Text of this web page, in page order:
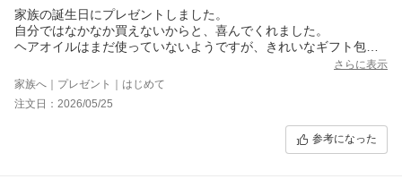
家族の誕生日にプレゼントしました。
自分ではなかなか買えないからと、喜んでくれました。
ヘアオイルはまだ使っていないようですが、きれいなギフト包装
ちょうどクーポンもあったので助かりました。
ありがとうございました。
さらに表示
家族へ｜プレゼント｜はじめて
注文日：2026/05/25
参考になった